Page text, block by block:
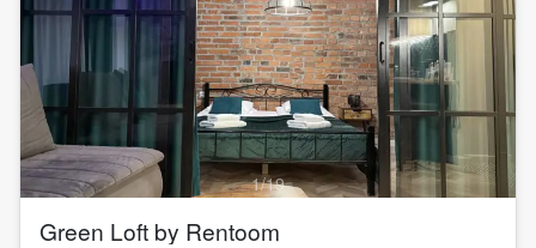
1/19
Green Loft by Rentoom